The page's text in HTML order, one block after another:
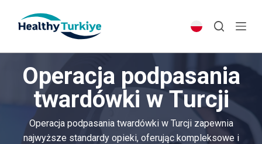
p
Operacja podpasania
twardówki w Turcji
Operacja podpasania twardówki w Turcji zapewnia
najwyższe standardy opieki, oferując kompleksowe i